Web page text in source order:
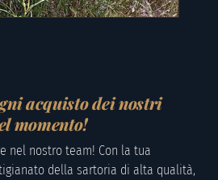
acquisto dei nostri
momento!
nel nostro team! Con la tua
della sartoria di alta qualità,